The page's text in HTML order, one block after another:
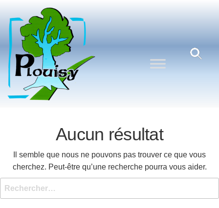
Commune
de
Aucun résultat
Il semble que nous ne pouvons pas trouver ce que vous
cherchez. Peut-être qu’une recherche pourra vous aider.